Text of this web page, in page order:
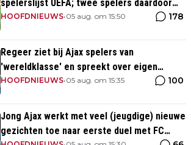
spelerslijst UEFA; twee spelers daardoor
van de lijst
HOOFDNIEUWS•05 aug. om 15:50 178
Regeer ziet bij Ajax spelers van
'wereldklasse' en spreekt over eigen
toekomst: 'Het wordt nog druk'
HOOFDNIEUWS•05 aug. om 15:35 100
Jong Ajax werkt met veel (jeugdige) nieuwe
gezichten toe naar eerste duel met FC